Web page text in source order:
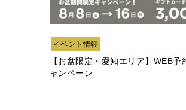
イベント情報
【お盆限定・愛知エリア】WEB予
ャンペーン